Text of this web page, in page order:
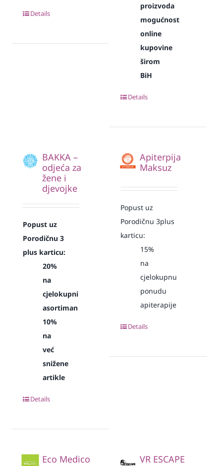
Details
proizvoda
mogućnost
online
kupovine
širom
BiH
Details
BAKKA –
odjeća za
žene i
djevojke
Popust uz
Porodičnu 3
plus karticu:
20%
na
cjelokupni
asortiman
10%
na
već
snižene
artikle
Details
Apiterpija
Maksuz
Popust uz
Porodičnu 3plus
karticu:
15%
na
cjelokupnu
ponudu
apiterapije
Details
Eco Medico VR ESCAPE